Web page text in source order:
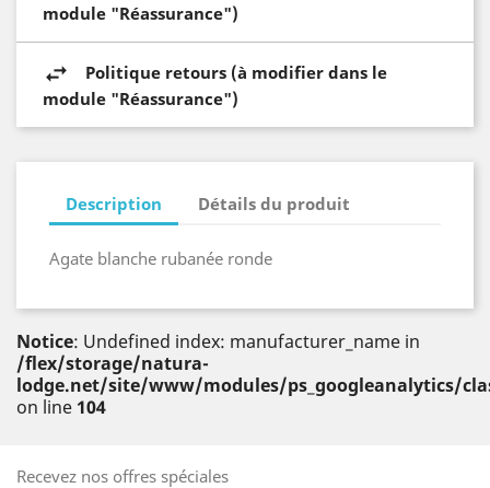
module "Réassurance")
Politique retours (à modifier dans le
module "Réassurance")
Description Détails du produit
Agate blanche rubanée ronde
Notice: Undefined index: manufacturer_name in
/flex/storage/natura-
lodge.net/site/www/modules/ps_googleanalytics/
on line 104
Recevez nos offres spéciales